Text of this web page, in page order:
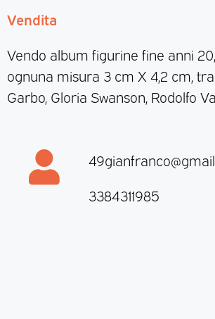
Vendita
Vendo album figurine fine anni
ognuna misura 3 cm X 4,2 cm,
Garbo, Gloria Swanson, Rodolfo
3384311985